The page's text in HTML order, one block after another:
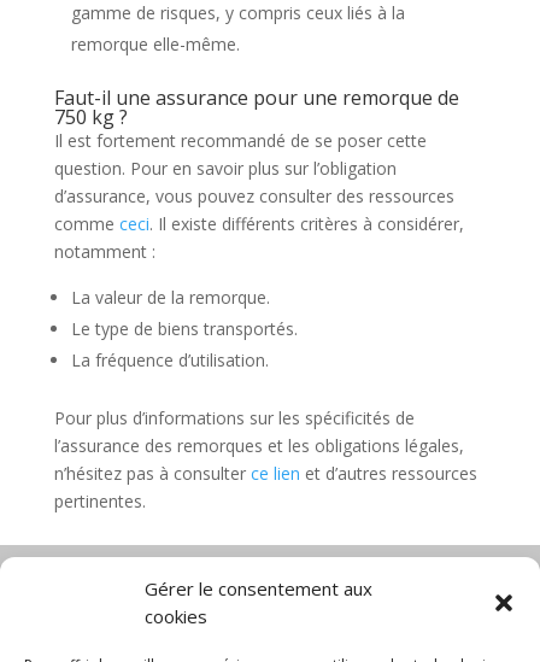
Gérer le consentement aux
cookies
gamme de risques, y compris ceux liés à la
remorque elle-même.
Faut-il une assurance pour une remorque de
750 kg ?
Il est fortement recommandé de se poser cette
question. Pour en savoir plus sur l’obligation
d’assurance, vous pouvez consulter des ressources
comme ceci. Il existe différents critères à considérer,
notamment :
La valeur de la remorque.
Le type de biens transportés.
La fréquence d’utilisation.
Pour plus d’informations sur les spécificités de
l’assurance des remorques et les obligations légales,
n’hésitez pas à consulter ce lien et d’autres ressources
pertinentes.
Diable électrique
Chariot manutention
CGV